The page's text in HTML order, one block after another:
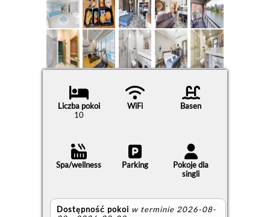
Liczba pokoi
10
WiFi Basen
Spa/wellness Parking
Pokoje dla
singli
Dostępność pokoi w terminie 2026-08-